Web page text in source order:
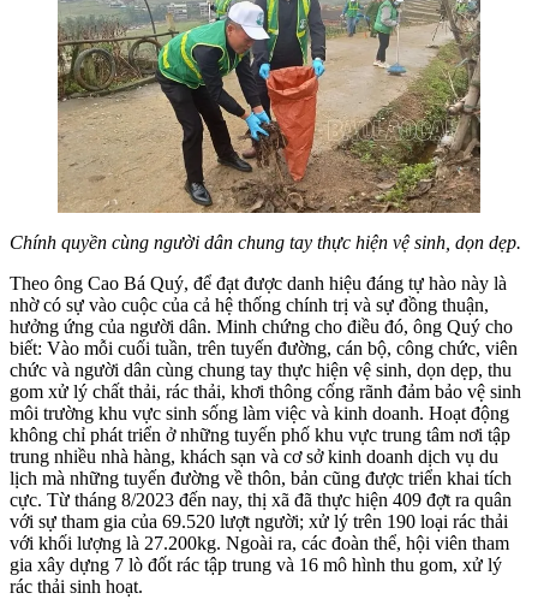
Chính quyền cùng người dân chung tay thực hiện vệ sinh, dọn dẹp.
Theo ông Cao Bá Quý, để đạt được danh hiệu đáng tự hào này là
nhờ có sự vào cuộc của cả hệ thống chính trị và sự đồng thuận,
hưởng ứng của người dân. Minh chứng cho điều đó, ông Quý cho
biết: Vào mỗi cuối tuần, trên tuyến đường, cán bộ, công chức, viên
chức và người dân cùng chung tay thực hiện vệ sinh, dọn dẹp, thu
gom xử lý chất thải, rác thải, khơi thông cống rãnh đảm bảo vệ sinh
môi trường khu vực sinh sống làm việc và kinh doanh. Hoạt động
không chỉ phát triển ở những tuyến phố khu vực trung tâm nơi tập
trung nhiều nhà hàng, khách sạn và cơ sở kinh doanh dịch vụ du
lịch mà những tuyến đường về thôn, bản cũng được triển khai tích
cực. Từ tháng 8/2023 đến nay, thị xã đã thực hiện 409 đợt ra quân
với sự tham gia của 69.520 lượt người; xử lý trên 190 loại rác thải
với khối lượng là 27.200kg. Ngoài ra, các đoàn thể, hội viên tham
gia xây dựng 7 lò đốt rác tập trung và 16 mô hình thu gom, xử lý
rác thải sinh hoạt.